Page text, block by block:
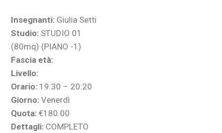
Insegnanti: Giulia Setti
Studio: STUDIO 01
(80mq) (PIANO -1)
Fascia età:
Livello:
Orario: 19:30 – 20:20
Giorno: Venerdì
Quota: €180.00
Dettagli: COMPLETO